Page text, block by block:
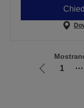
Vai
1 ⋯